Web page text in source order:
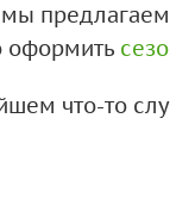
предлагаем
что-то